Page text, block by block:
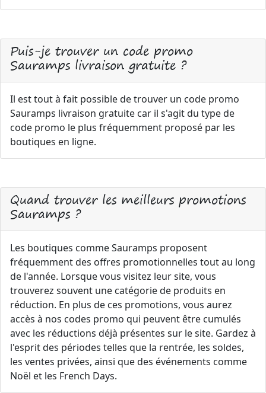
Puis-je trouver un code promo
Sauramps livraison gratuite ?
Il est tout à fait possible de trouver un code promo
Sauramps livraison gratuite car il s'agit du type de
code promo le plus fréquemment proposé par les
boutiques en ligne.
Quand trouver les meilleurs promotions
Sauramps ?
Les boutiques comme Sauramps proposent
fréquemment des offres promotionnelles tout au long
de l'année. Lorsque vous visitez leur site, vous
trouverez souvent une catégorie de produits en
réduction. En plus de ces promotions, vous aurez
accès à nos codes promo qui peuvent être cumulés
avec les réductions déjà présentes sur le site. Gardez à
l'esprit des périodes telles que la rentrée, les soldes,
les ventes privées, ainsi que des événements comme
Noël et les French Days.